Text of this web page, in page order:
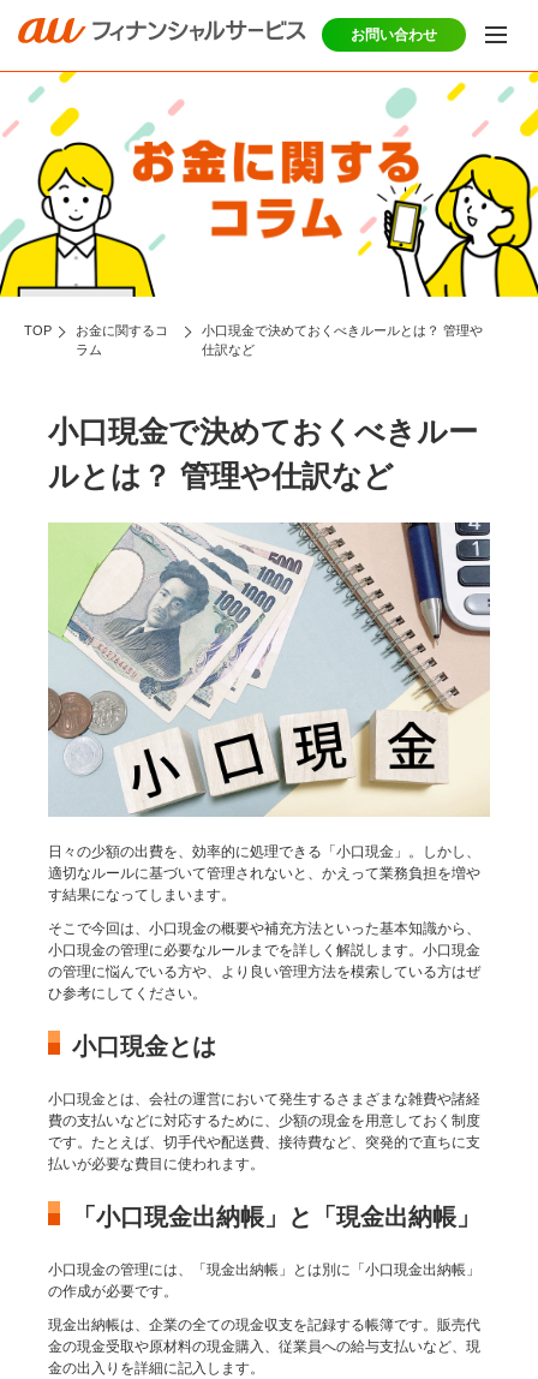
お問い合わせ
TOP
お金に関するコ
ラム
小口現金で決めておくべきルールとは？ 管理や
仕訳など
小口現金で決めておくべきルー
ルとは？ 管理や仕訳など
日々の少額の出費を、効率的に処理できる「小口現金」。しかし、
適切なルールに基づいて管理されないと、かえって業務負担を増や
す結果になってしまいます。
そこで今回は、小口現金の概要や補充方法といった基本知識から、
小口現金の管理に必要なルールまでを詳しく解説します。小口現金
の管理に悩んでいる方や、より良い管理方法を模索している方はぜ
ひ参考にしてください。
小口現金とは
小口現金とは、会社の運営において発生するさまざまな雑費や諸経
費の支払いなどに対応するために、少額の現金を用意しておく制度
です。たとえば、切手代や配送費、接待費など、突発的で直ちに支
払いが必要な費目に使われます。
「小口現金出納帳」と「現金出納帳」
小口現金の管理には、「現金出納帳」とは別に「小口現金出納帳」
の作成が必要です。
現金出納帳は、企業の全ての現金収支を記録する帳簿です。販売代
金の現金受取や原材料の現金購入、従業員への給与支払いなど、現
金の出入りを詳細に記入します。